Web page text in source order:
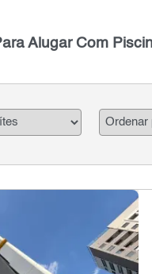
Alugar Com